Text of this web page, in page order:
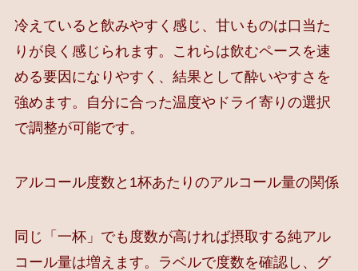
冷えていると飲みやすく感じ、甘いものは口当た
りが良く感じられます。これらは飲むペースを速
める要因になりやすく、結果として酔いやすさを
強めます。自分に合った温度やドライ寄りの選択
で調整が可能です。
アルコール度数と1杯あたりのアルコール量の関係
同じ「一杯」でも度数が高ければ摂取する純アル
コール量は増えます。ラベルで度数を確認し、グ